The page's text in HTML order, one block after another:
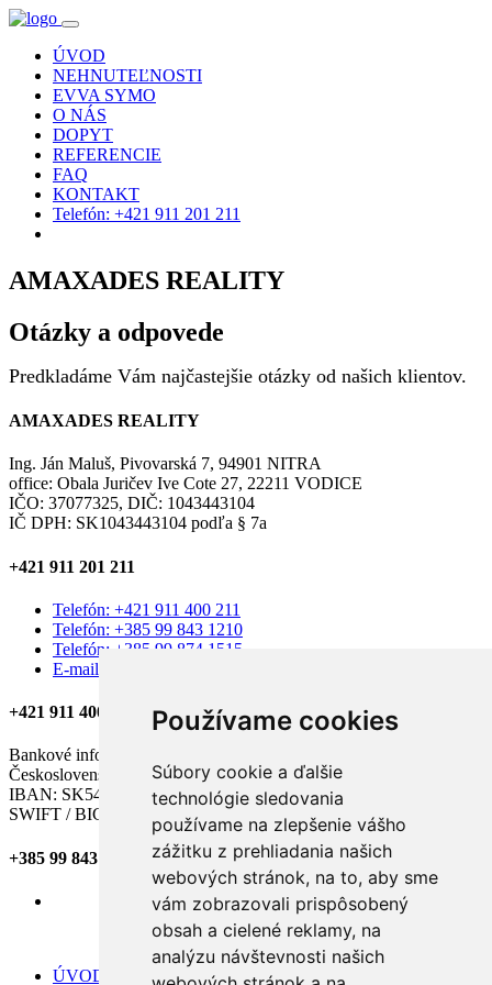
Používame cookies
Súbory cookie a ďalšie
technológie sledovania
používame na zlepšenie vášho
zážitku z prehliadania našich
webových stránok, na to, aby sme
vám zobrazovali prispôsobený
obsah a cielené reklamy, na
analýzu návštevnosti našich
ÚVOD
NEHNUTEĽNOSTI
EVVA SYMO
O NÁS
DOPYT
REFERENCIE
FAQ
KONTAKT
Telefón: +421 911 201 211
AMAXADES REALITY
Otázky a odpovede
Predkladáme Vám najčastejšie otázky od našich klientov.
AMAXADES REALITY
Ing. Ján Maluš, Pivovarská 7, 94901 NITRA
office: Obala Juričev Ive Cote 27, 22211 VODICE
IČO: 37077325, DIČ: 1043443104
IČ DPH: SK1043443104 podľa § 7a
+421 911 201 211
Telefón: +421 911 400 211
Telefón: +385 99 843 1210
Telefón: +385 99 874 1515
E-mail: amaxades.reality@gmail.com
+421 911 400 211
Bankové informácie:
Československá obchodná banka, a.s.
IBAN: SK54 7500 0000 0040 2579 5506
SWIFT / BIC kód: CEKOSKBX
+385 99 843 1210
ÚVOD